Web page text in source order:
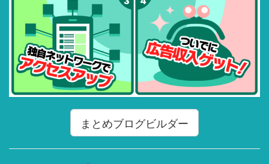
まとめブログビルダー